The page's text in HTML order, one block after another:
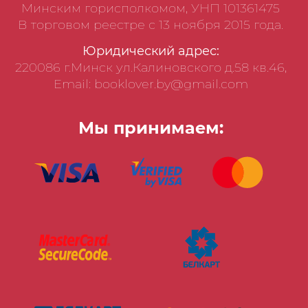
Минским горисполкомом, УНП 101361475
В торговом реестре с 13 ноября 2015 года.
Юридический адрес:
220086 г.Минск ул.Калиновского д.58 кв.46,
Email: booklover.by@gmail.com
Мы принимаем: